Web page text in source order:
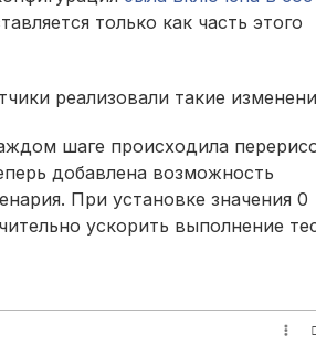
только как часть этого
реализовали такие
шаге происходила
добавлена возможность
При установке значения 0
ускорить выполнение